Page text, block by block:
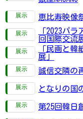
恵比寿映像
「2023パラ
回国際交流
「民画と韓
展」
誠信交隣の
となりの国
第25回韓日